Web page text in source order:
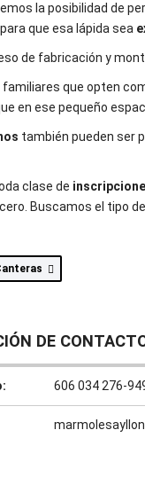
la posibilidad de
que esa lápida sea
de fabricación y
familiares que opten
en ese pequeño
también pueden ser
clase de
Buscamos el tipo
DE
606 034 276-